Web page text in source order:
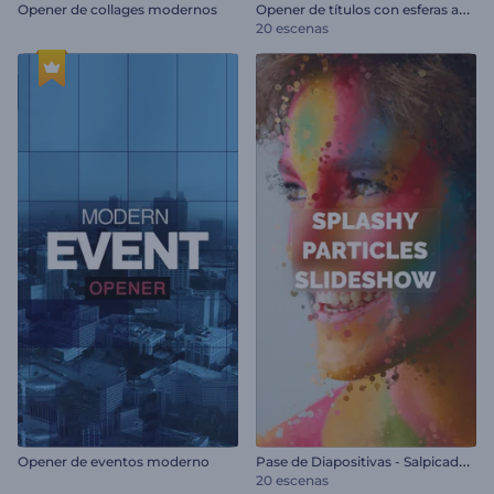
Opener de collages modernos O
pener de títulos con esferas abstractas
20 escenas
Opener de eventos moderno P
ase de Diapositivas - Salpicadura de Partículas
20 escenas